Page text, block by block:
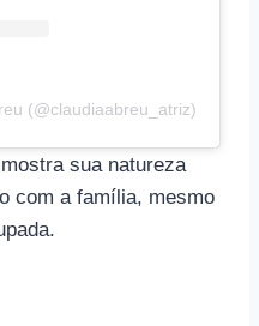
(@claudiaabreu_atriz)
sua natureza
com a família, mesmo